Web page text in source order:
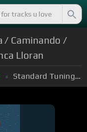
/ Caminando /
Lloran
Standard Tuning (EADGBE)